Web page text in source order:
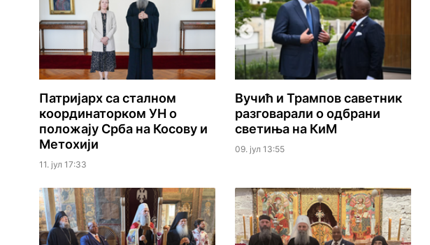
Патријарх са сталном
координаторком УН о
положају Срба на Косову и
Метохији
11. јул 17:33
Вучић и Трампов саветник
разговарали о одбрани
светиња на КиМ
09. јул 13:55